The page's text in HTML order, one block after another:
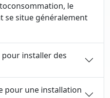
le
se situe généralement
installer des
pour une installation